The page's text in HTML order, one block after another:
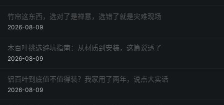
竹帘这东西，选对了是禅意，选错了就是灾难现场
2026-08-09
木百叶挑选避坑指南：从材质到安装，这篇说透了
2026-08-09
铝百叶到底值不值得装？我家用了两年，说点大实话
2026-08-09